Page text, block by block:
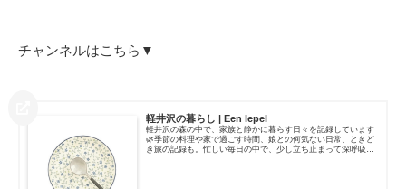
チャンネルはこちら▼
軽井沢の暮らし | Een lepel
軽井沢の森の中で、家族と静かに暮らす日々を記録しています
🌿季節の料理や家で過ごす時間、娘との何気ない日常、ときど
き旅の記録も。忙しい毎日の中で、少し立ち止まって深呼吸で